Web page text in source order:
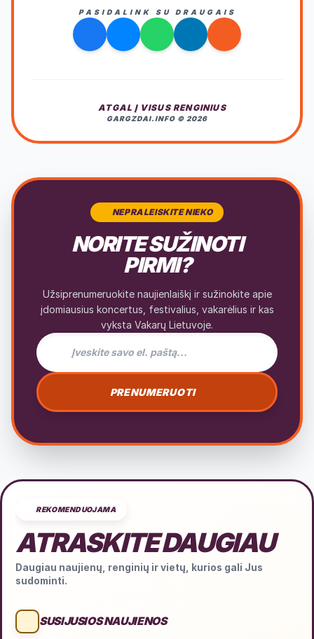
PASIDALINK SU DRAUGAIS
ATGAL Į VISUS RENGINIUS
GARGZDAI.INFO © 2026
NEPRALEISKITE NIEKO
NORITE SUŽINOTI
PIRMI?
Užsiprenumeruokite naujienlaiškį ir sužinokite apie
įdomiausius koncertus, festivalius, vakarėlius ir kas
vyksta Vakarų Lietuvoje.
El. pašto adresas naujienlaiškiui
PRENUMERUOTI
REKOMENDUOJAMA
ATRASKITE DAUGIAU
Daugiau naujienų, renginių ir vietų, kurios gali Jus
sudominti.
SUSIJUSIOS NAUJIENOS